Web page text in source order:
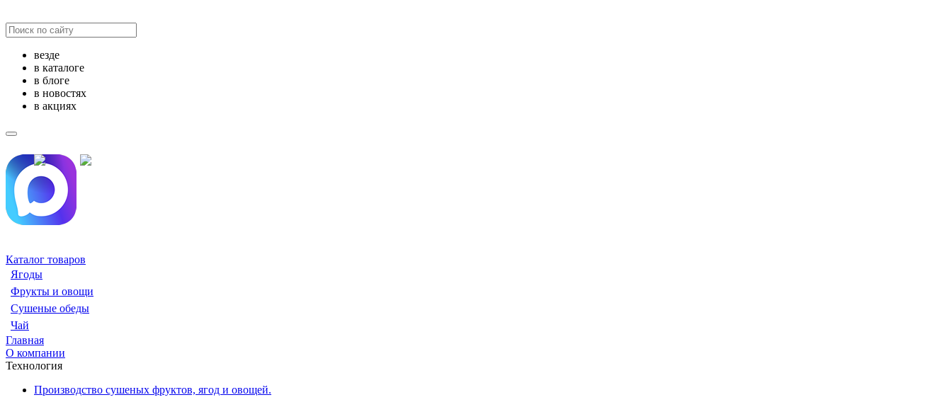
везде
в каталоге
в блоге
в новостях
в акциях
Каталог товаров
Ягоды
Фрукты и овощи
Сушеные обеды
Чай
Главная
О компании
Технология
Производство сушеных фруктов, ягод и овощей.